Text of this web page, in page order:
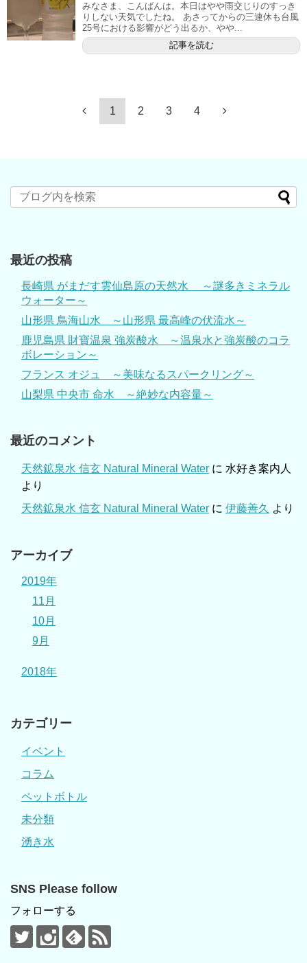
みなさま、こんばんは。本日はやや雨交じりのすっき
りしない天気でしたね。 あさってからの三連休も台風
25号における影響がどう出るか、やや...
記事を読む
1 2 3 4
最近の投稿
長崎県 がまだす雲仙島原の天然水 ～謎多きミネラル
ウォーター～
山形県 鳥海山水 ～山形県 最高峰の伏流水～
鹿児島県 財寶温泉 強炭酸水 ～温泉水と強炭酸のコラ
ボレーション～
フランス オジュ ～美味なるスパークリング～
山梨県 中央市 命水 ～絶妙な内容量～
最近のコメント
天然鉱泉水 信玄 Natural Mineral Water に 水好き案内人
より
天然鉱泉水 信玄 Natural Mineral Water に 伊藤善久 より
アーカイブ
2019年
11月
10月
9月
2018年
カテゴリー
イベント
コラム
ペットボトル
未分類
湧き水
SNS Please follow
フォローする